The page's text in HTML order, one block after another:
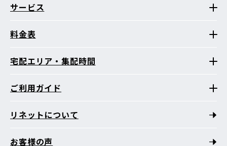
サービス
料金表
宅配エリア・集配時間
ご利用ガイド
リネットについて
お客様の声